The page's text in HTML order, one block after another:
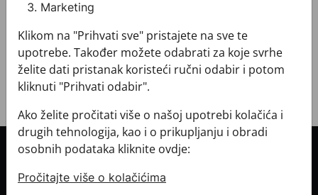
+ POVRATI I ZAMJENE
INFORMACIJE O KUPNJI
Informacije o dostavi
Marketing
Klikom na "Prihvati sve" pristajete na sve te
upotrebe. Također možete odabrati za koje svrhe
želite dati pristanak koristeći ručni odabir i potom
kliknuti "Prihvati odabir".
Ako želite pročitati više o našoj upotrebi kolačića i
drugih tehnologija, kao i o prikupljanju i obradi
osobnih podataka kliknite ovdje:
Pročitajte više o kolačićima